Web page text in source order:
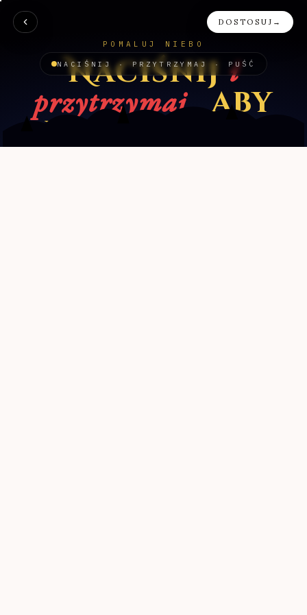
POMALUJ NIEBO
Naciśniji
przytrzymaj
, aby
wystrzelić.
NACIŚNIJ · PRZYTRZYMAJ · PUŚĆ
DOSTOSUJ →